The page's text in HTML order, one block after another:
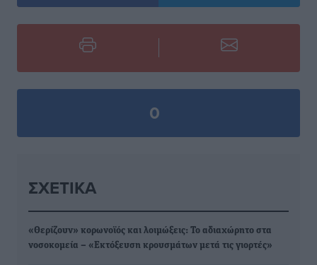
0
ΣΧΕΤΙΚΆ
«Θερίζουν» κορωνοϊός και λοιμώξεις: Το αδιαχώρητο στα
νοσοκομεία – «Εκτόξευση κρουσμάτων μετά τις γιορτές»